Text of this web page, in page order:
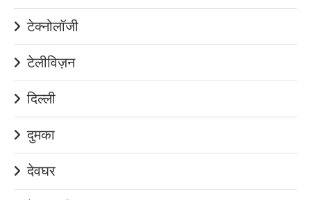
टेक्नोलॉजी
टेलीविज़न
दिल्ली
दुमका
देवघर